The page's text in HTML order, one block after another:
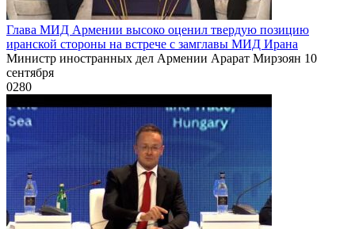
Глава МИД Армении высоко оценил твердую позицию
иранской стороны на встрече с замглавы МИД Ирана
Министр иностранных дел Армении Арарат Мирзоян 10
сентября
0280